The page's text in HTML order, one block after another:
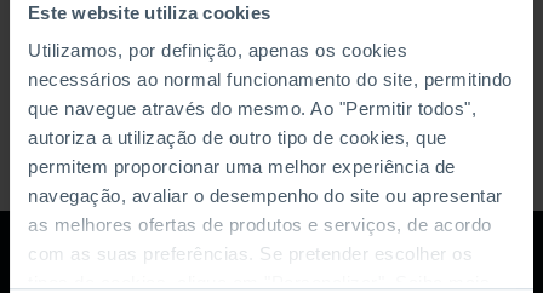
Este website utiliza cookies
Utilizamos, por definição, apenas os cookies
necessários ao normal funcionamento do site, permitindo
que navegue através do mesmo. Ao "Permitir todos",
autoriza a utilização de outro tipo de cookies, que
permitem proporcionar uma melhor experiência de
navegação, avaliar o desempenho do site ou apresentar
as melhores ofertas de produtos e serviços, de acordo
com as suas preferências. Se pretender escolher os